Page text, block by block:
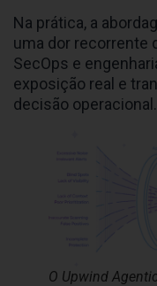
Na prática, a
uma dor recorrente
SecOps e
exposição real e
decisão operacional.
O Upwind